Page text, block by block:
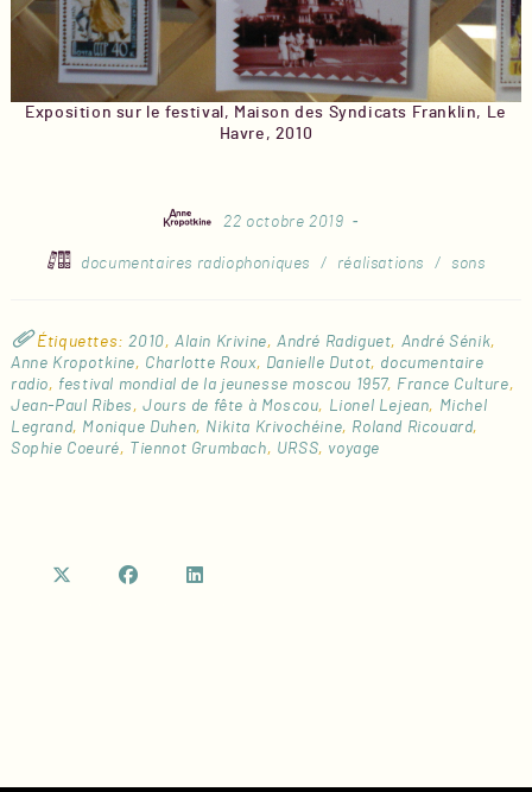
Exposition sur le festival, Maison des Syndicats Franklin, Le
Havre, 2010
22 octobre 2019
documentaires radiophoniques / réalisations / sons
Étiquettes:2010, Alain Krivine, André Radiguet, André Sénik,
Anne Kropotkine, Charlotte Roux, Danielle Dutot, documentaire
radio, festival mondial de la jeunesse moscou 1957, France Culture,
Jean-Paul Ribes , Jours de fête à Moscou, Lionel Lejean, Michel
Legrand, Monique Duhen, Nikita Krivochéine, Roland Ricouard,
Sophie Coeuré, Tiennot Grumbach, URSS, voyage